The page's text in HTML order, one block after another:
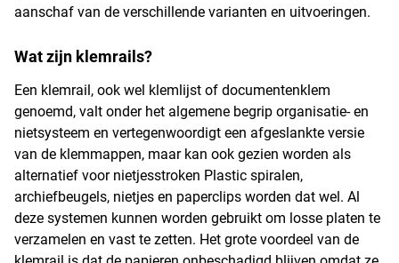
aanschaf van de verschillende varianten en uitvoeringen.
Wat zijn klemrails?
Een klemrail, ook wel klemlijst of documentenklem
genoemd, valt onder het algemene begrip organisatie- en
nietsysteem en vertegenwoordigt een afgeslankte versie
van de klemmappen, maar kan ook gezien worden als
alternatief voor nietjesstroken Plastic spiralen,
archiefbeugels, nietjes en paperclips worden dat wel. Al
deze systemen kunnen worden gebruikt om losse platen te
verzamelen en vast te zetten. Het grote voordeel van de